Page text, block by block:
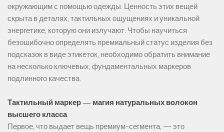
окружающим с помощью одежды. Ценность этих вещей
скрыта в деталях, тактильных ощущениях и уникальной
энергетике, которую они излучают. Чтобы научиться
безошибочно определять премиальный статус изделия без
подсказок в виде этикеток, необходимо обратить внимание
на несколько ключевых, фундаментальных маркеров
подлинного качества.
Тактильный маркер — магия натуральных волокон
высшего класса
Первое, что выдает вещь премиум-сегмента, — это